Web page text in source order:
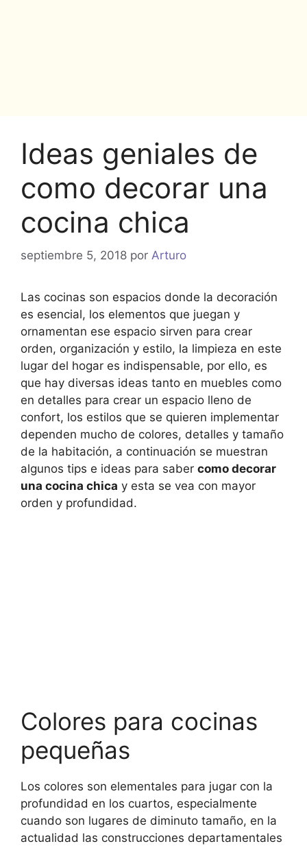
Ideas geniales de
como decorar una
cocina chica
septiembre 5, 2018 por Arturo
Las cocinas son espacios donde la decoración
es esencial, los elementos que juegan y
ornamentan ese espacio sirven para crear
orden, organización y estilo, la limpieza en este
lugar del hogar es indispensable, por ello, es
que hay diversas ideas tanto en muebles como
en detalles para crear un espacio lleno de
confort, los estilos que se quieren implementar
dependen mucho de colores, detalles y tamaño
de la habitación, a continuación se muestran
algunos tips e ideas para saber como decorar
una cocina chica y esta se vea con mayor
orden y profundidad.
Colores para cocinas
pequeñas
Los colores son elementales para jugar con la
profundidad en los cuartos, especialmente
cuando son lugares de diminuto tamaño, en la
actualidad las construcciones departamentales